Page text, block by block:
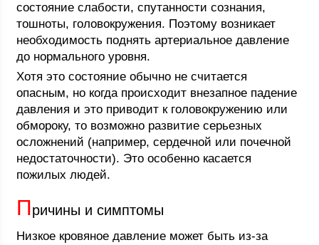
состояние слабости, спутанности сознания,
тошноты, головокружения. Поэтому возникает
необходимость поднять артериальное давление
до нормального уровня.
Хотя это состояние обычно не считается
опасным, но когда происходит внезапное падение
давления и это приводит к головокружению или
обмороку, то возможно развитие серьезных
осложнений (например, сердечной или почечной
недостаточности). Это особенно касается
пожилых людей.
Причины и симптомы
Низкое кровяное давление может быть из-за